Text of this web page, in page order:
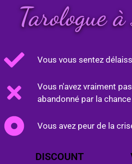
Tarologue
Vous vous sentez
Vous n'avez vraiment
abandonné par la chance
Vous avez peur de la
DISCOUNT